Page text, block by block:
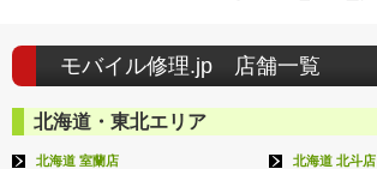
モバイル修理.jp 店舗一覧
北海道・東北エリア
北海道 室蘭店 北海道 北斗店